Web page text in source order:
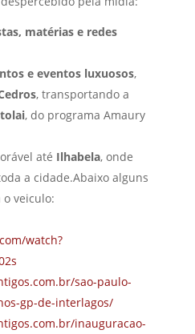
matérias e redes
e eventos luxuosos,
, transportando a
, do programa Amaury
até Ilhabela, onde
a cidade.Abaixo alguns
veiculo:
watch?
sao-paulo-
gp-de-interlagos/
inauguracao-